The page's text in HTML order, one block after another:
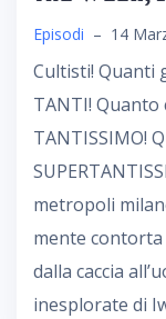
Episodi – 14
Cultisti! Quanti
TANTI! Quanto
TANTISSIMO!
metropoli
mente contorta
dalla caccia
inesplorate di